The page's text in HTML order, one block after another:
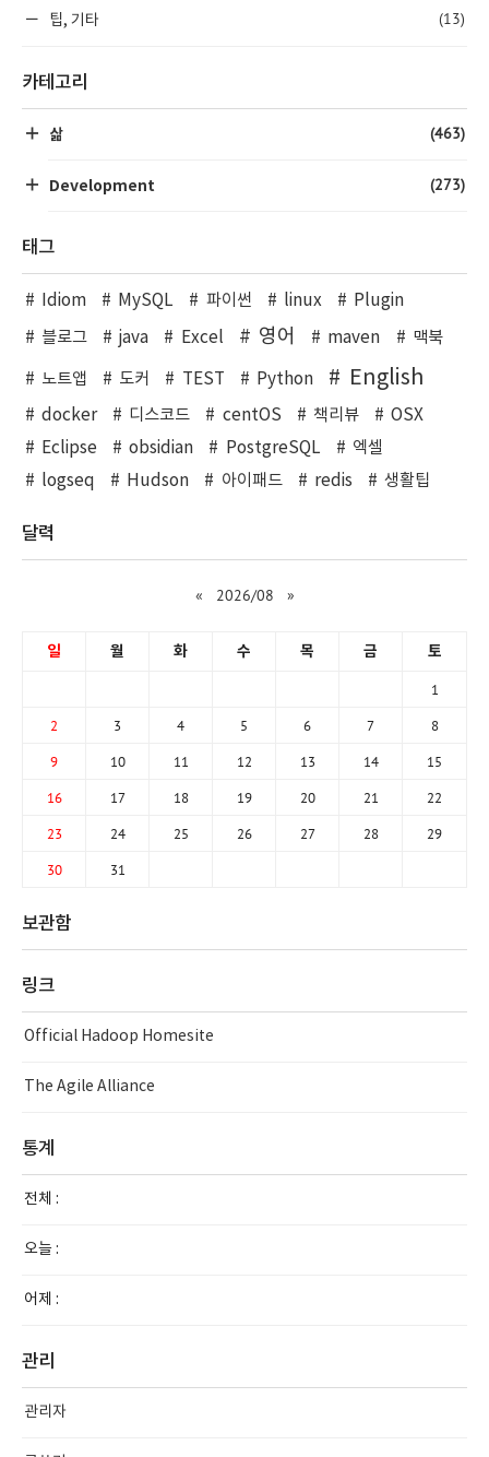
팁, 기타 (13)
카테고리
삶 (463)
Development (273)
태그
Idiom MySQL 파이썬 linux
Plugin
블로그
java Excel 영어 maven 맥북
노트앱 도커 TEST Python English
docker 디스코드 centOS 책리뷰
OSX
Eclipse
obsidian PostgreSQL
엑셀
logseq
Hudson 아이패드 redis 생활팁
달력
« 2026/08 »
일 월 화 수 목 금 토
1
2 3 4 5 6 7 8
9 10 11 12 13 14 15
16 17 18 19 20 21 22
23 24 25 26 27 28 29
30 31
보관함
링크
Official Hadoop Homesite
The Agile Alliance
통계
전체 :
오늘 :
어제 :
관리
관리자